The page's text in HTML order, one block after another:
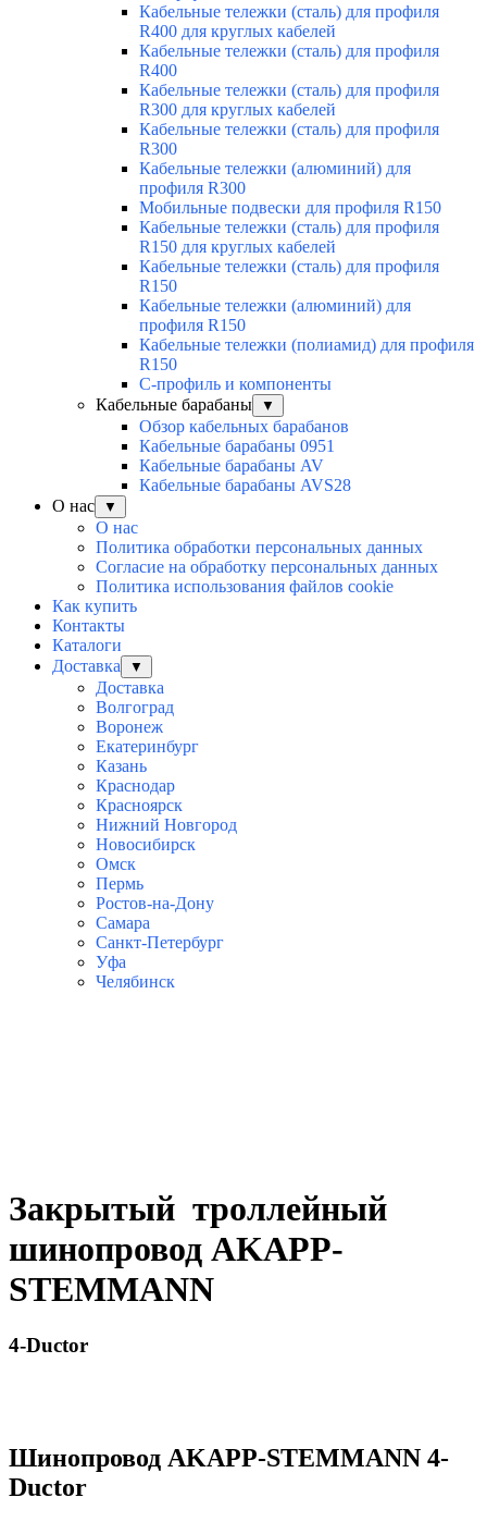
Кабельные тележки (сталь) для профиля
R400 для круглых кабелей
Кабельные тележки (сталь) для профиля
R400
Кабельные тележки (сталь) для профиля
R300 для круглых кабелей
Кабельные тележки (сталь) для профиля
R300
Кабельные тележки (алюминий) для
профиля R300
Мобильные подвески для профиля R150
Кабельные тележки (сталь) для профиля
R150 для круглых кабелей
Кабельные тележки (сталь) для профиля
R150
Кабельные тележки (алюминий) для
профиля R150
Кабельные тележки (полиамид) для профиля
R150
С-профиль и компоненты
Кабельные барабаны
▼
Обзор кабельных барабанов
Кабельные барабаны 0951
Кабельные барабаны AV
Кабельные барабаны AVS28
О нас
▼
О нас
Политика обработки персональных данных
Согласие на обработку персональных данных
Политика использования файлов cookie
Как купить
Контакты
Каталоги
Доставка
▼
Доставка
Волгоград
Воронеж
Екатеринбург
Казань
Краснодар
Красноярск
Нижний Новгород
Новосибирск
Омск
Пермь
Ростов-на-Дону
Самара
Санкт-Петербург
Уфа
Челябинск
Закрытый троллейный
шинопровод AKAPP-
STEMMANN
4-Ductor
Шинопровод AKAPP-STEMMANN 4-
Ductor